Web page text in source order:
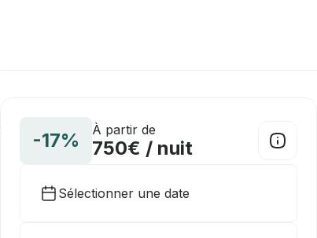
-17% À partir de
750€ / nuit
Sélectionner une date